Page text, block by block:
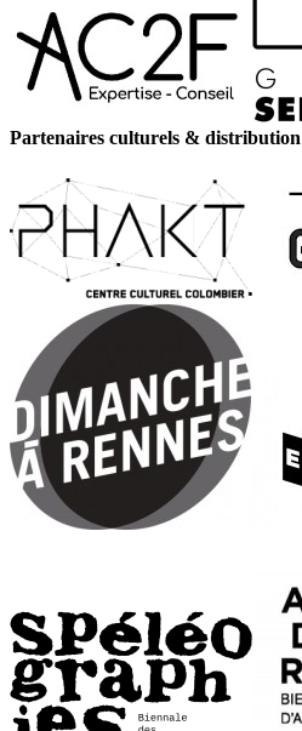
Partenaires culturels & distribution